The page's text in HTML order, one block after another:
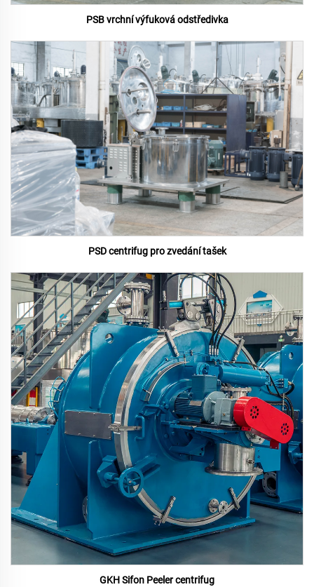
PSB vrchní výfuková odstředivka
PSD centrifug pro zvedání tašek
GKH Sifon Peeler centrifug